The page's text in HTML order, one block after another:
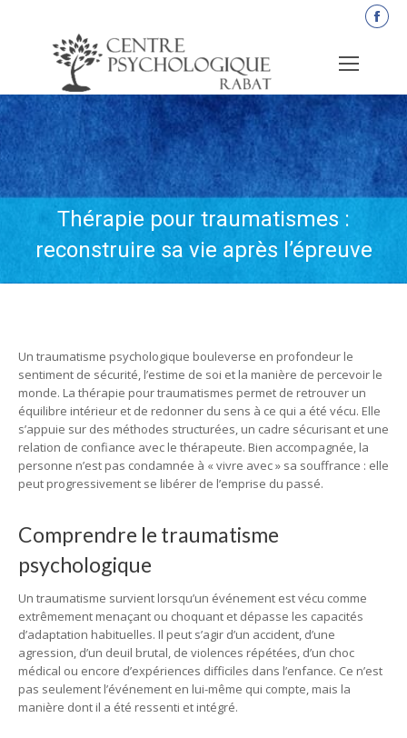
La
une
Thérapie pour traumatismes :
reconstruire sa vie après l’épreuve
Un traumatisme psychologique bouleverse en profondeur le
sentiment de sécurité, l’estime de soi et la manière de percevoir le
monde. La thérapie pour traumatismes permet de retrouver un
équilibre intérieur et de redonner du sens à ce qui a été vécu. Elle
s’appuie sur des méthodes structurées, un cadre sécurisant et une
relation de confiance avec le thérapeute. Bien accompagnée, la
personne n’est pas condamnée à « vivre avec » sa souffrance : elle
peut progressivement se libérer de l’emprise du passé.
Comprendre le traumatisme
psychologique
Un traumatisme survient lorsqu’un événement est vécu comme
extrêmement menaçant ou choquant et dépasse les capacités
d’adaptation habituelles. Il peut s’agir d’un accident, d’une
agression, d’un deuil brutal, de violences répétées, d’un choc
médical ou encore d’expériences difficiles dans l’enfance. Ce n’est
pas seulement l’événement en lui-même qui compte, mais la
manière dont il a été ressenti et intégré.